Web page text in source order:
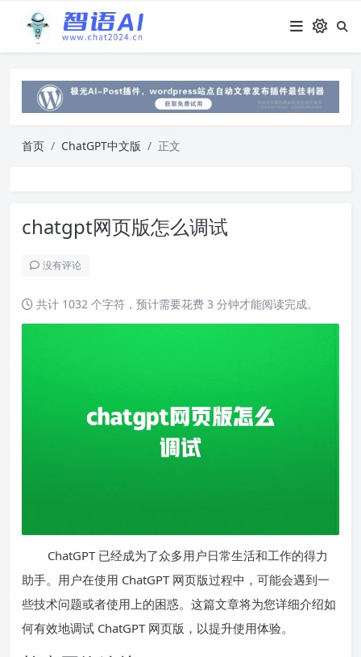
首页 ChatGPT中文版 正文
chatgpt网页版怎么调试
没有评论
共计 1032 个字符，预计需要花费 3 分钟才能阅读完成。
ChatGPT 已经成为了众多用户日常生活和工作的得力
助手。用户在使用 ChatGPT 网页版过程中，可能会遇到一
些技术问题或者使用上的困惑。这篇文章将为您详细介绍如
何有效地调试 ChatGPT 网页版，以提升使用体验。